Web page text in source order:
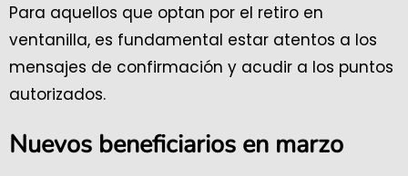
Para aquellos que optan por el retiro en
ventanilla, es fundamental estar atentos a los
mensajes de confirmación y acudir a los puntos
autorizados.
Nuevos beneficiarios en marzo